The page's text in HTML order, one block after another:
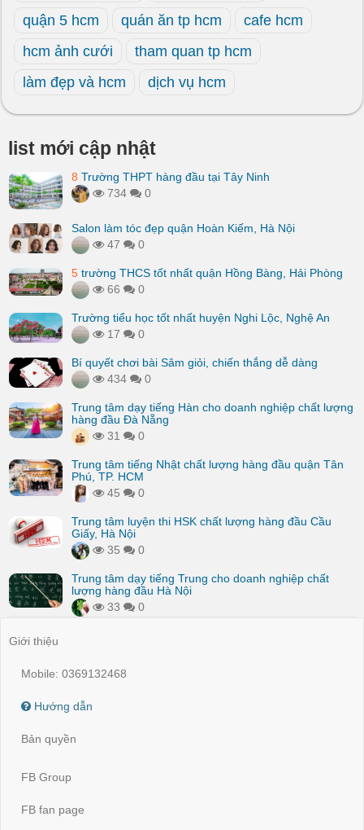
quận 5 hcm
quán ăn tp hcm
cafe hcm
hcm ảnh cưới
tham quan tp hcm
làm đẹp và hcm
dịch vụ hcm
list mới cập nhật
8 Trường THPT hàng đầu tại Tây Ninh
734
0
Salon làm tóc đẹp quận Hoàn Kiếm, Hà Nội
47
0
5 trường THCS tốt nhất quận Hồng Bàng, Hải Phòng
66
0
Trường tiểu học tốt nhất huyện Nghi Lộc, Nghệ An
17
0
Bí quyết chơi bài Sâm giỏi, chiến thắng dễ dàng
434
0
Trung tâm dạy tiếng Hàn cho doanh nghiệp chất lượng
hàng đầu Đà Nẵng
31
0
Trung tâm tiếng Nhật chất lượng hàng đầu quận Tân
Phú, TP. HCM
45
0
Trung tâm luyện thi HSK chất lượng hàng đầu Cầu
Giấy, Hà Nội
35
0
Trung tâm dạy tiếng Trung cho doanh nghiệp chất
lượng hàng đầu Hà Nội
33
0
Giới thiệu
Mobile: 0369132468
Hướng dẫn
Bản quyền
FB Group
FB fan page